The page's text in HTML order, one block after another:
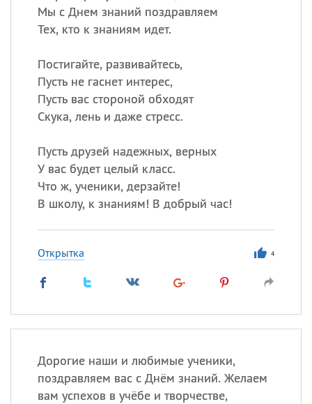
Мы с Днем знаний поздравляем
Тех, кто к знаниям идет.
Постигайте, развивайтесь,
Пусть не гаснет интерес,
Пусть вас стороной обходят
Скука, лень и даже стресс.
Пусть друзей надежных, верных
У вас будет целый класс.
Что ж, ученики, дерзайте!
В школу, к знаниям! В добрый час!
Открытка 4
Дорогие наши и любимые ученики,
поздравляем вас с Днём знаний. Желаем
вам успехов в учёбе и творчестве,